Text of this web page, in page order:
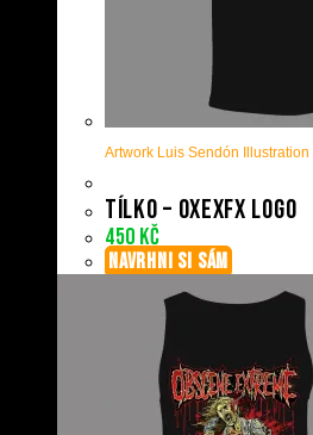
Artwork Luis Sendón Illustration
Tílko – OxExFx Logo
450 Kč
NAVRHNI SI SÁM